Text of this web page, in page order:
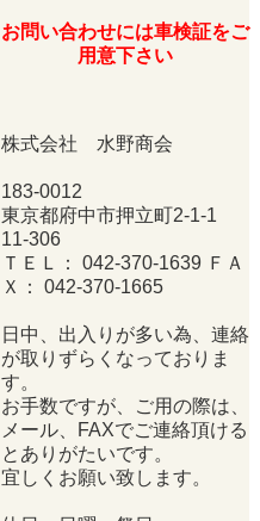
お問い合わせには車検証をご
用意下さい
株式会社 水野商会
183-0012
東京都府中市押立町2-1-1
11-306
ＴＥＬ： 042-370-1639 ＦＡ
Ｘ： 042-370-1665
日中、出入りが多い為、連絡
が取りずらくなっておりま
す。
お手数ですが、ご用の際は、
メール、FAXでご連絡頂ける
とありがたいです。
宜しくお願い致します。